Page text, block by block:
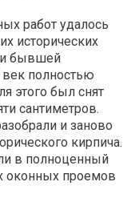
работ удалось
исторических
бывшей
полностью
этого был снят
сантиметров.
и заново
кирпича.
в полноценный
оконных проемов